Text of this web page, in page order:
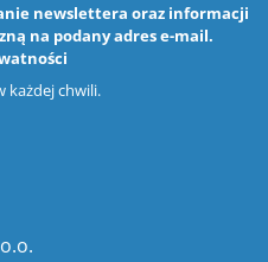
newslettera oraz informacji
na podany adres e-mail.
każdej chwili.